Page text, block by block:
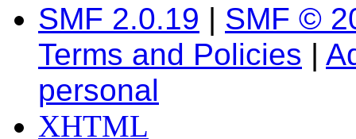
SMF 2.0.19 | SMF ©
Terms and Policies |
personal
XHTML